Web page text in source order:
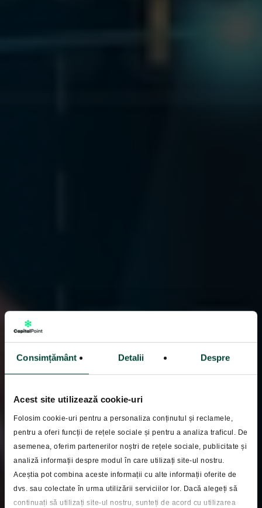
Consimțământ Detalii Despre
Acest site utilizează cookie-uri
Folosim cookie-uri pentru a personaliza conținutul și reclamele,
pentru a oferi funcții de rețele sociale și pentru a analiza traficul. De
asemenea, oferim partenerilor noștri de rețele sociale, publicitate și
analiză informații despre modul în care utilizați site-ul nostru.
Aceștia pot combina aceste informații cu alte informații oferite de
dvs. sau colectate în urma utilizării serviciilor lor. Dacă alegeți să
continuați să utilizați site-ul nostru, sunteți de acord cu utilizarea
Blog
Retrospectiva lunii iulie